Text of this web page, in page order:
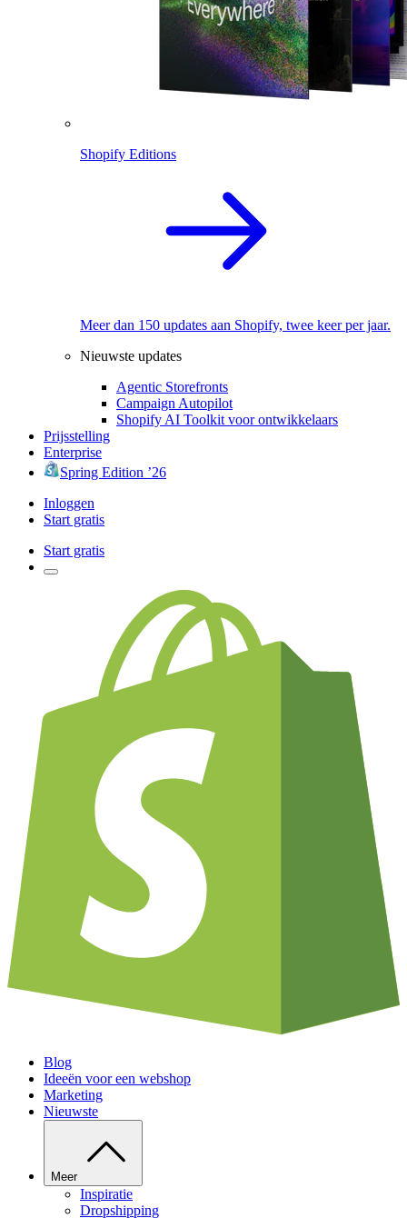
Shopify Editions
Meer dan 150 updates aan Shopify, twee keer per jaar.
Nieuwste updates
Agentic Storefronts
Campaign Autopilot
Shopify AI Toolkit voor ontwikkelaars
Prijsstelling
Enterprise
Spring Edition ’26
Inloggen
Start gratis
Start gratis
Blog
Ideeën voor een webshop
Marketing
Nieuwste
Meer
Inspiratie
Dropshipping